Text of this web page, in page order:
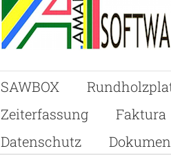
SAWBOX
Zeiterfassung
Faktura
Datenschutz